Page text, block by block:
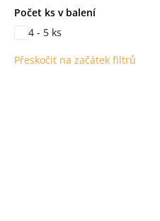
Počet ks v balení
4 - 5 ks
Přeskočit na začátek filtrů